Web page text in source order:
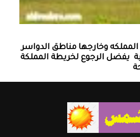
المملكه وخارجها ‏مناطق الدواسر
يفضل الرجوع لخريطة المملكة